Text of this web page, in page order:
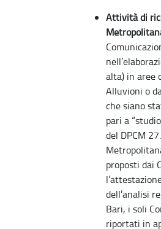
Attività di
alta) in aree
Alluvioni o
che siano
pari a
del DPCM
proposti dai
dell’analisi
Bari, i soli
riportati in